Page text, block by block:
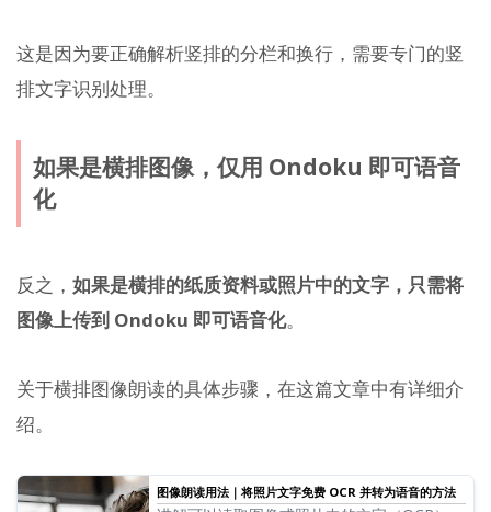
这是因为要正确解析竖排的分栏和换行，需要专门的竖
排文字识别处理。
如果是横排图像，仅用 Ondoku 即可语音
化
反之， 如果是横排的纸质资料或照片中的文字，只需将
图像上传到 Ondoku 即可语音化。
关于横排图像朗读的具体步骤，在这篇文章中有详细介
绍。
图像朗读用法｜将照片文字免费 OCR 并转为语音的方法